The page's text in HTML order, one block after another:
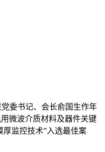
委书记、会长俞国生作年
微波介质材料及器件关键
监控技术”入选最佳案